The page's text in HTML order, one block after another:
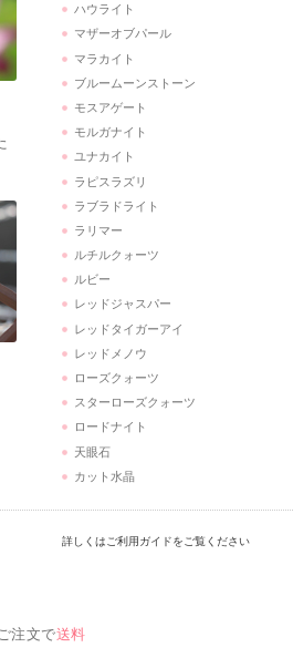
ハウライト
マザーオブパール
マラカイト
ブルームーンストーン
モスアゲート
モルガナイト
ユナカイト
ラピスラズリ
ラブラドライト
ラリマー
ルチルクォーツ
ルビー
レッドジャスパー
レッドタイガーアイ
レッドメノウ
ローズクォーツ
スターローズクォーツ
ロードナイト
天眼石
カット水晶
詳しくはご利用ガイドをご覧ください
注文で送料